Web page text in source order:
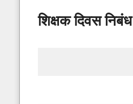
शिक्षक दिवस